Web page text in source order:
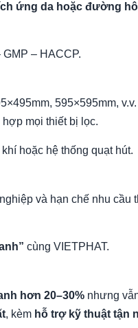
ứng da hoặc đường
GMP – HACCP.
595×595mm, v.v.
hợp mọi thiết bị lọc.
hoặc hệ thống quạt hút.
và hạn chế nhu cầu
cùng VIETPHAT.
hơn 20–30% nhưng
, kèm hỗ trợ kỹ thuật tận